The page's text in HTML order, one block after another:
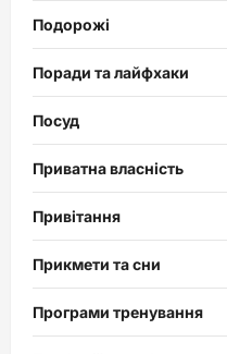
Подорожі
Поради та лайфхаки
Посуд
Приватна власність
Привітання
Прикмети та сни
Програми тренування